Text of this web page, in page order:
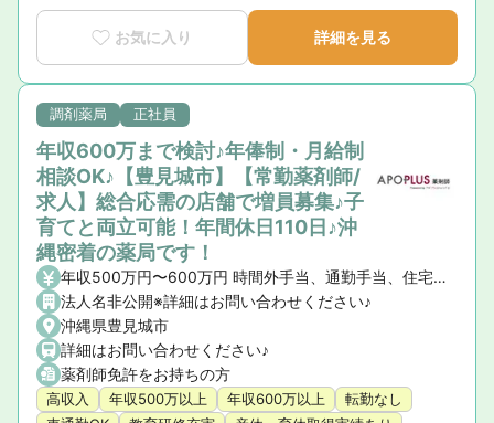
お気に入り 詳細を見る
調剤薬局 正社員
年収600万まで検討♪年俸制・月給制
相談OK♪【豊見城市】【常勤薬剤師/
求人】総合応需の店舗で増員募集♪子
育てと両立可能！年間休日110日♪沖
縄密着の薬局です！
年収500万円〜600万円 時間外手当、通勤手当、住宅手当（社宅含）
法人名非公開※詳細はお問い合わせください♪
沖縄県豊見城市
詳細はお問い合わせください♪
薬剤師免許をお持ちの方
高収入 年収500万以上 年収600万以上
転勤なし